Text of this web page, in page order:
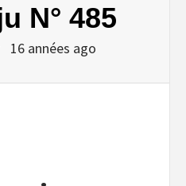
N° 485
16 années ago